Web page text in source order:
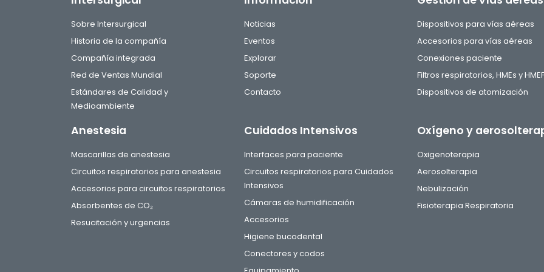
Sobre Intersurgical
Historia de la compañía
Compañía integrada
Red de Ventas Mundial
Estándares de Calidad y
Medioambiente
Noticias
Eventos
Explorar
Soporte
Contacto
Dispositivos para vías aéreas
Accesorios para vías aéreas
Conexiones paciente
Filtros respiratorios, HMEs y
Dispositivos de atomización
Anestesia
Mascarillas de anestesia
Circuitos respiratorios para anestesia
Accesorios para circuitos respiratorios
Absorbentes de CO₂
Resucitación y urgencias
Cuidados Intensivos
Interfaces para paciente
Circuitos respiratorios para Cuidados
Intensivos
Cámaras de humidificación
Accesorios
Higiene bucodental
Conectores y codos
Oxígeno y
Oxigenoterapia
Aerosolterapia
Nebulización
Fisioterapia Respiratoria